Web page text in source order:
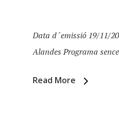
Data d´emissió 19/11/
Alandes Programa
Read More